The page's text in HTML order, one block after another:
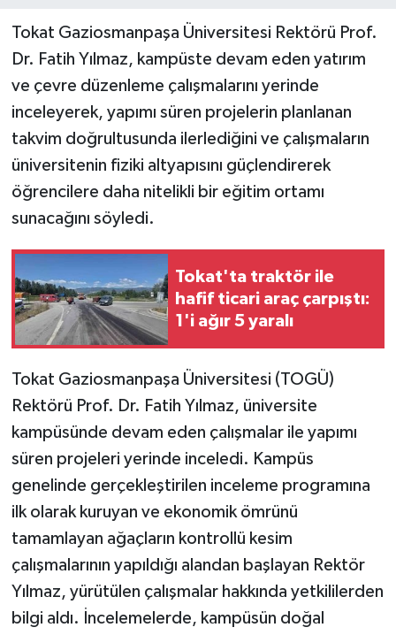
Tokat Gaziosmanpaşa Üniversitesi Rektörü Prof.
Dr. Fatih Yılmaz, kampüste devam eden yatırım
ve çevre düzenleme çalışmalarını yerinde
inceleyerek, yapımı süren projelerin planlanan
takvim doğrultusunda ilerlediğini ve çalışmaların
üniversitenin fiziki altyapısını güçlendirerek
öğrencilere daha nitelikli bir eğitim ortamı
sunacağını söyledi.
Tokat'ta traktör ile
hafif ticari araç çarpıştı:
1'i ağır 5 yaralı
Tokat Gaziosmanpaşa Üniversitesi (TOGÜ)
Rektörü Prof. Dr. Fatih Yılmaz, üniversite
kampüsünde devam eden çalışmalar ile yapımı
süren projeleri yerinde inceledi. Kampüs
genelinde gerçekleştirilen inceleme programına
ilk olarak kuruyan ve ekonomik ömrünü
tamamlayan ağaçların kontrollü kesim
çalışmalarının yapıldığı alandan başlayan Rektör
Yılmaz, yürütülen çalışmalar hakkında yetkililerden
bilgi aldı. İncelemelerde, kampüsün doğal